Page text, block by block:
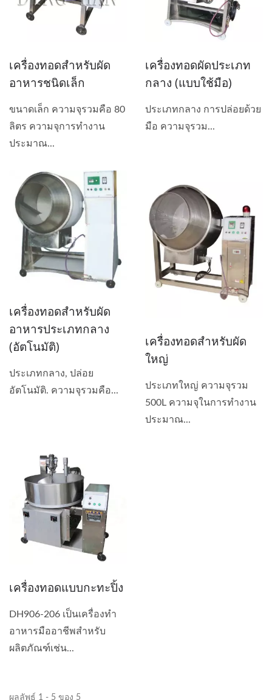
เครื่องทอดสำหรับผัด
อาหารชนิดเล็ก
ขนาดเล็ก ความจุรวมคือ 80
ลิตร ความจุการทำงาน
ประมาณ...
เครื่องทอดผัดประเภท
กลาง (แบบใช้มือ)
ประเภทกลาง การปล่อยด้วย
มือ ความจุรวม...
เครื่องทอดสำหรับผัด
อาหารประเภทกลาง
(อัตโนมัติ)
ประเภทกลาง, ปล่อย
อัตโนมัติ. ความจุรวมคือ...
เครื่องทอดสำหรับผัด
ใหญ่
ประเภทใหญ่ ความจุรวม
500L ความจุในการทำงาน
ประมาณ...
เครื่องทอดแบบกะทะปิ้ง
DH906-206 เป็นเครื่องทำ
อาหารมืออาชีพสำหรับ
ผลิตภัณฑ์เช่น...
ผลลัพธ์ 1 - 5 ของ 5